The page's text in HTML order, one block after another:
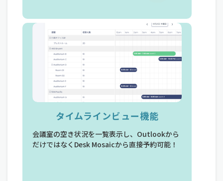
タイムラインビュー機能
会議室の空き状況を一覧表示し、Outlookから
だけではなくDesk Mosaicから直接予約可能！